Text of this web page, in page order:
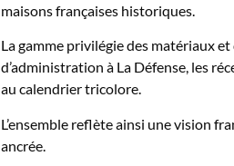
maisons françaises historiques.
La gamme privilégie des matériaux
d’administration à La Défense, les
au calendrier tricolore.
L’ensemble reflète ainsi une vision
ancrée.